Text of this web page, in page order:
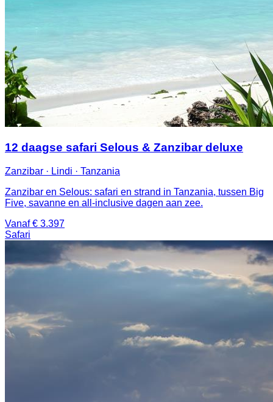
12 daagse safari Selous & Zanzibar deluxe
Zanzibar · Lindi · Tanzania
Zanzibar en Selous: safari en strand in Tanzania, tussen Big
Five, savanne en all-inclusive dagen aan zee.
Vanaf € 3.397
Safari